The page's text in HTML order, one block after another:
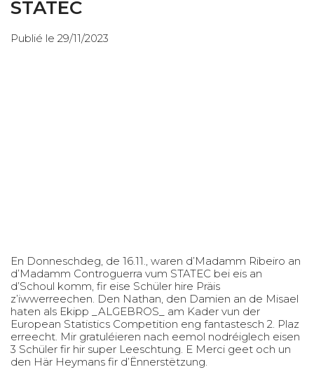
STATEC
Publié le 29/11/2023
En Donneschdeg, de 16.11., waren d’Madamm Ribeiro an
d’Madamm Controguerra vum STATEC bei eis an
d’Schoul komm, fir eise Schüler hire Präis
z’iwwerreechen. Den Nathan, den Damien an de Misael
haten als Ekipp _ALGEBROS_ am Kader vun der
European Statistics Competition eng fantastesch 2. Plaz
erreecht. Mir gratuléieren nach eemol nodréiglech eisen
3 Schüler fir hir super Leeschtung. E Merci geet och un
den Här Heymans fir d’Ënnerstëtzung.